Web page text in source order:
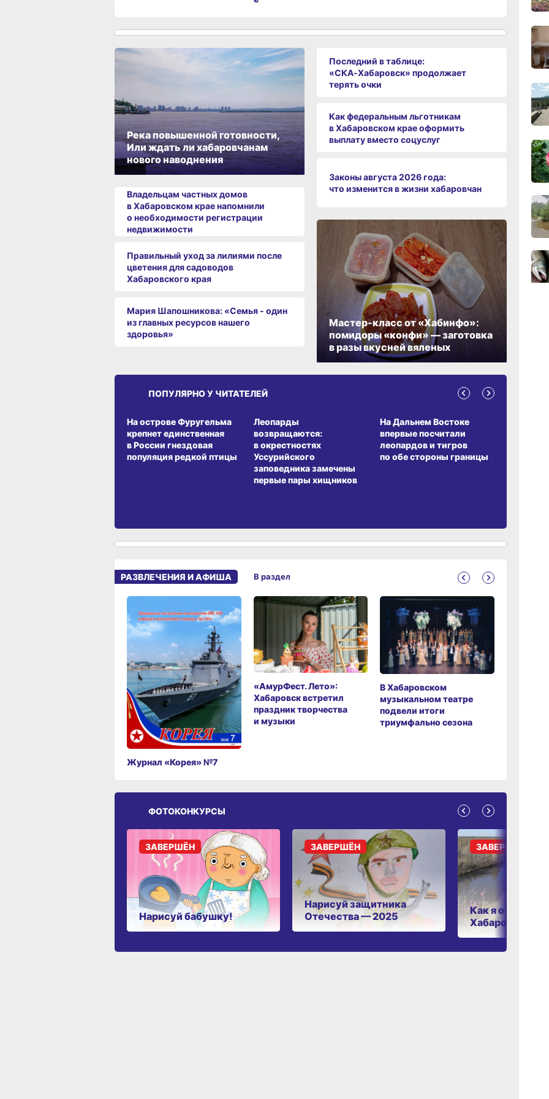
Река повышенной готовности,
Или ждать ли хабаровчанам
нового наводнения
Владельцам частных домов
в Хабаровском крае напомнили
о необходимости регистрации
недвижимости
Правильный уход за лилиями после
цветения для садоводов
Хабаровского края
Мария Шапошникова: «Семья - один
из главных ресурсов нашего
здоровья»
Последний в таблице:
«СКА‑Хабаровск» продолжает
терять очки
Как федеральным льготникам
в Хабаровском крае оформить
выплату вместо соцуслуг
Законы августа 2026 года:
что изменится в жизни хабаровчан
Мастер-класс от «Хабинфо»:
помидоры «конфи» — заготовка
в разы вкусней вяленых
ПОПУЛЯРНО У ЧИТАТЕЛЕЙ
На острове Фуругельма
крепнет единственная
в России гнездовая
популяция редкой птицы
Леопарды
возвращаются:
в окрестностях
Уссурийского
заповедника замечены
первые пары хищников
На Дальнем Востоке
впервые посчитали
леопардов и тигров
по обе стороны границы
РАЗВЛЕЧЕНИЯ И АФИША
Журнал «Корея» №7
«АмурФест. Лето»:
Хабаровск встретил
праздник творчества
и музыки
В Хабаровском
музыкальном театре
подвели итоги
триумфально сезона
В раздел
ФОТОКОНКУРСЫ
Нарисуй бабушку!
ЗАВЕРШЁН
Нарисуй защитника
Отечества — 2025
ЗАВЕРШЁН
Как я отдыхаю в
Хабаровском
ЗАВЕРШЁН